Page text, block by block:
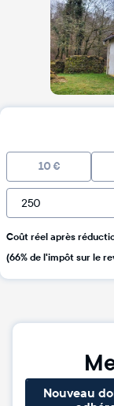
10 €
Coût réel après
(66% de l'impôt sur le
Nouveau